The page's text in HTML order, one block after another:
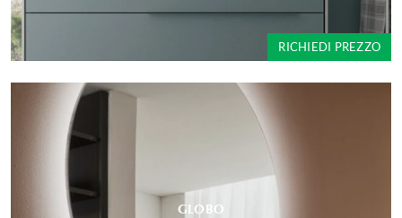
RICHIEDI PREZZO
GLOBO